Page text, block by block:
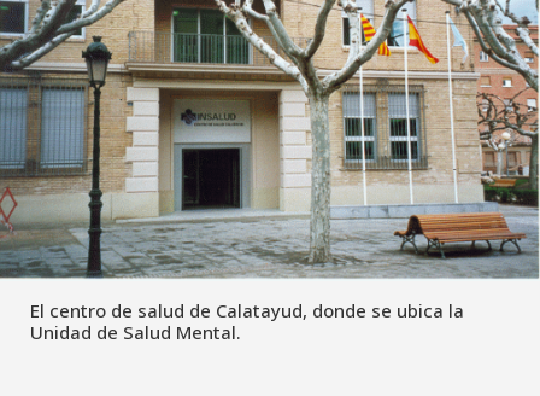
El centro de salud de Calatayud, donde se ubica la
Unidad de Salud Mental.